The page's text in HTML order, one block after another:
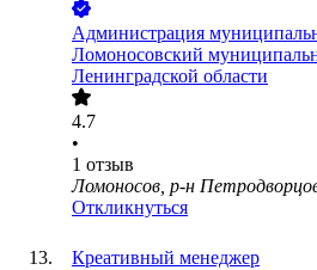
Администрация
Ломоносовский
Ленинградской области
4.7
•
1 отзыв
Ломоносов, р-н
Откликнуться
Креативный менеджер